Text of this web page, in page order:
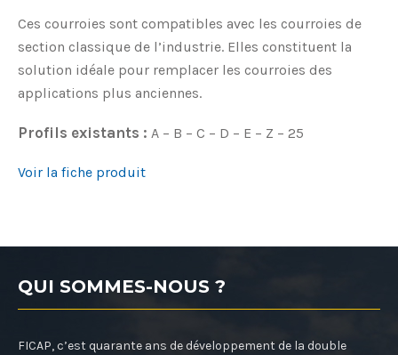
Ces courroies sont compatibles avec les courroies de
section classique de l’industrie. Elles constituent la
solution idéale pour remplacer les courroies des
applications plus anciennes.
Profils existants : A – B – C – D – E – Z – 25
Voir la fiche produit
QUI SOMMES-NOUS ?
FICAP, c’est quarante ans de développement de la double